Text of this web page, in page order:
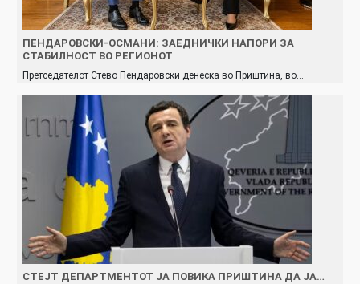
ПЕНДАРОВСКИ-ОСМАНИ: ЗАЕДНИЧКИ НАПОРИ ЗА
СТАБИЛНОСТ ВО РЕГИОНОТ
Претседателот Стево Пендаровски денеска во Приштина, во…
СТЕЈТ ДЕПАРТМЕНТОТ ЈА ПОВИКА ПРИШТИНА ДА ЈА…